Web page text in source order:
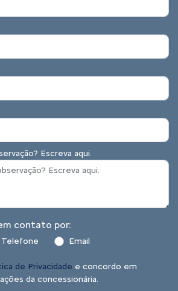
Escreva aqui.
contato por:
Telefone Email
de Privacidade e concordo em
da concessionária.